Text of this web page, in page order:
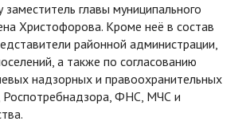
заместитель главы муниципального
Христофорова. Кроме неё в состав
районной администрации,
а также по согласованию
надзорных и правоохранительных
ФНС, МЧС и